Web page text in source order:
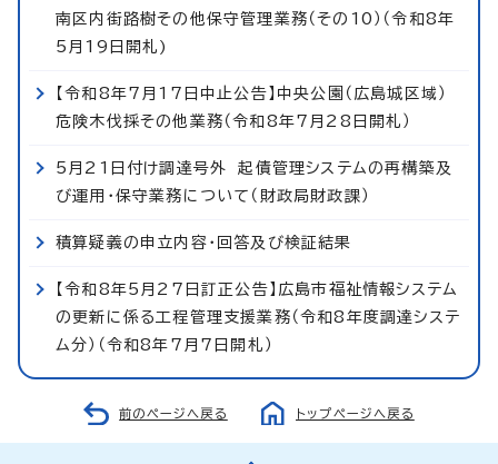
南区内街路樹その他保守管理業務（その10）（令和8年
5月19日開札)
【令和8年7月17日中止公告】中央公園（広島城区域）
危険木伐採その他業務（令和8年7月28日開札）
5月21日付け調達号外 起債管理システムの再構築及
び運用・保守業務について（財政局財政課）
積算疑義の申立内容・回答及び検証結果
【令和8年5月27日訂正公告】広島市福祉情報システム
の更新に係る工程管理支援業務（令和8年度調達システ
ム分）（令和8年7月7日開札）
前のページへ戻る トップページへ戻る